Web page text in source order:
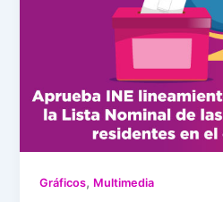
Gráficos, Multimedia